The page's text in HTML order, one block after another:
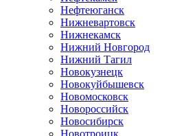
Нефтеюганск
Нижневартовск
Нижнекамск
Нижний Новгород
Нижний Тагил
Новокузнецк
Новокуйбышевск
Новомосковск
Новороссийск
Новосибирск
Новотроицк